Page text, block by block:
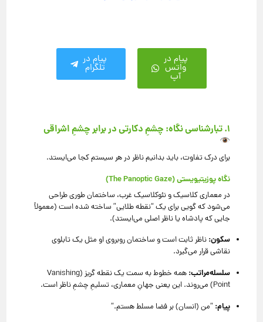
پیام در
واتس
آپ
پیام در
تلگرام
۱. تبارشناسی نگاه: چشمِ دکارتی در برابر چشمِ اشراقی
برای درک تفاوت، باید بدانیم ناظر در هر سیستم کجا می‌ایستد.
نگاه پوزیتیویستی (The Panoptic Gaze)
در معماری کلاسیک و نئوکلاسیک غرب، ساختمان طوری طراحی
می‌شود که گویی برای یک “نقطه طلایی” ساخته شده است (معمولاً
جایی که پادشاه یا ناظر اصلی می‌ایستد).
سکون: ناظر ثابت است و ساختمان روبروی او مثل یک تابلوی
نقاشی قرار می‌گیرد.
سلسله‌مراتب:
همه خطوط به سمت یک نقطه گریز (Vanishing
Point) می‌روند.
این یعنی جهانِ معماری، تسلیمِ چشمِ ناظر است.
پیام: “من (انسان) بر فضا مسلط هستم.“